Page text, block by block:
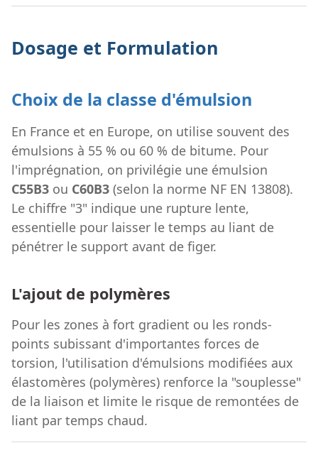
Dosage et Formulation
Choix de la classe d'émulsion
En France et en Europe, on utilise souvent des
émulsions à 55 % ou 60 % de bitume. Pour
l'imprégnation, on privilégie une émulsion
C55B3 ou C60B3 (selon la norme NF EN 13808).
Le chiffre "3" indique une rupture lente,
essentielle pour laisser le temps au liant de
pénétrer le support avant de figer.
L'ajout de polymères
Pour les zones à fort gradient ou les ronds-
points subissant d'importantes forces de
torsion, l'utilisation d'émulsions modifiées aux
élastomères (polymères) renforce la "souplesse"
de la liaison et limite le risque de remontées de
liant par temps chaud.